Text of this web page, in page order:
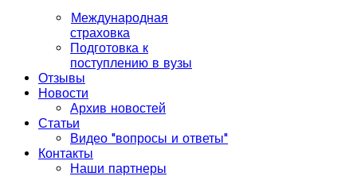
Международная
страховка
Подготовка к
поступлению в вузы
Отзывы
Новости
Архив новостей
Статьи
Видео "вопросы и ответы"
Контакты
Наши партнеры